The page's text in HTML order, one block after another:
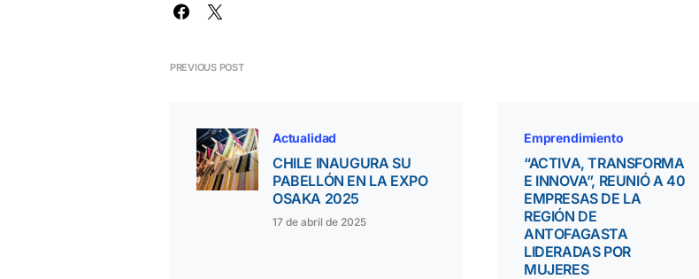
PREVIOUS POST
Actualidad
CHILE INAUGURA SU
PABELLÓN EN LA EXPO
OSAKA 2025
17 de abril de 2025
Emprendimiento
“ACTIVA, TRANSFORMA
E INNOVA”, REUNIÓ A 40
EMPRESAS DE LA
REGIÓN DE
ANTOFAGASTA
LIDERADAS POR
MUJERES